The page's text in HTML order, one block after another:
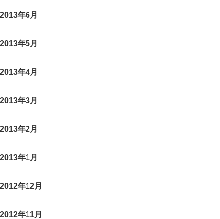
2013年6月
2013年5月
2013年4月
2013年3月
2013年2月
2013年1月
2012年12月
2012年11月